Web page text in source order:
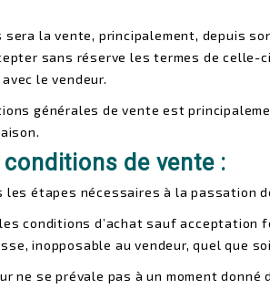
sera la vente, principalement, depuis
sans réserve les termes de celle-
avecle vendeur.
générales de vente est
de vente :
étapes nécessaires à la passation
conditions d’achat sauf acceptation
inopposable au vendeur, quel que
ne se prévale pas à un moment